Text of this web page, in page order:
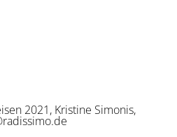
2021, Kristine Simonis,